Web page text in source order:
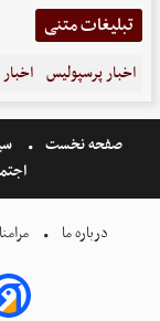
تبلیغات متنی
اخبار پرسپولیس
صفحه نخست
درباره ما